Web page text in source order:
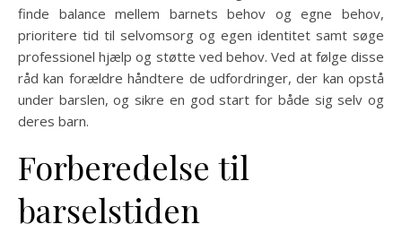
finde balance mellem barnets behov og egne behov,
prioritere tid til selvomsorg og egen identitet samt søge
professionel hjælp og støtte ved behov. Ved at følge disse
råd kan forældre håndtere de udfordringer, der kan opstå
under barslen, og sikre en god start for både sig selv og
deres barn.
Forberedelse til
barselstiden